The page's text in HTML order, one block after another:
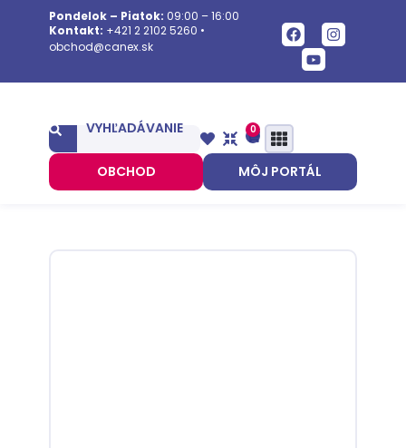
Pondelok – Piatok: 09:00 – 16:00
Kontakt: +421 2 2102 5260 •
obchod@canex.sk
VYHĽADÁVANIE 0
OBCHOD MÔJ PORTÁL